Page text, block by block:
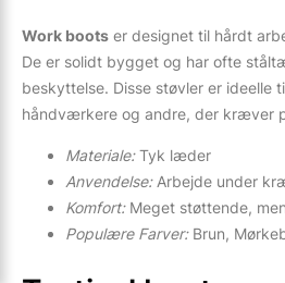
Work boots er designet til hårdt
De er solidt bygget og har ofte
beskyttelse. Disse støvler er ideelle
håndværkere og andre, der kræver
Materiale:Tyk læder
Anvendelse:Arbejde under
Komfort:Meget støttende,
Populære Farver:Brun,